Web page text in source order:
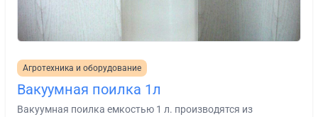
Агротехника и оборудование
Вакуумная поилка 1л
Вакуумная поилка емкостью 1 л. производятся из